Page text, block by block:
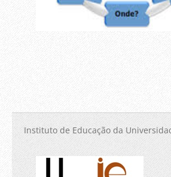
Instituto de Educação da